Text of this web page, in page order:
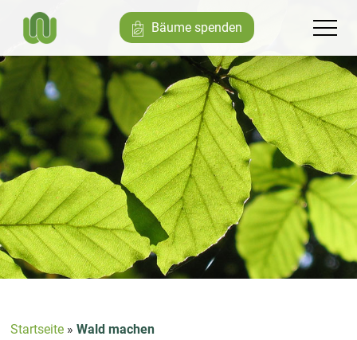
Bäume spenden
Startseite »Wald machen